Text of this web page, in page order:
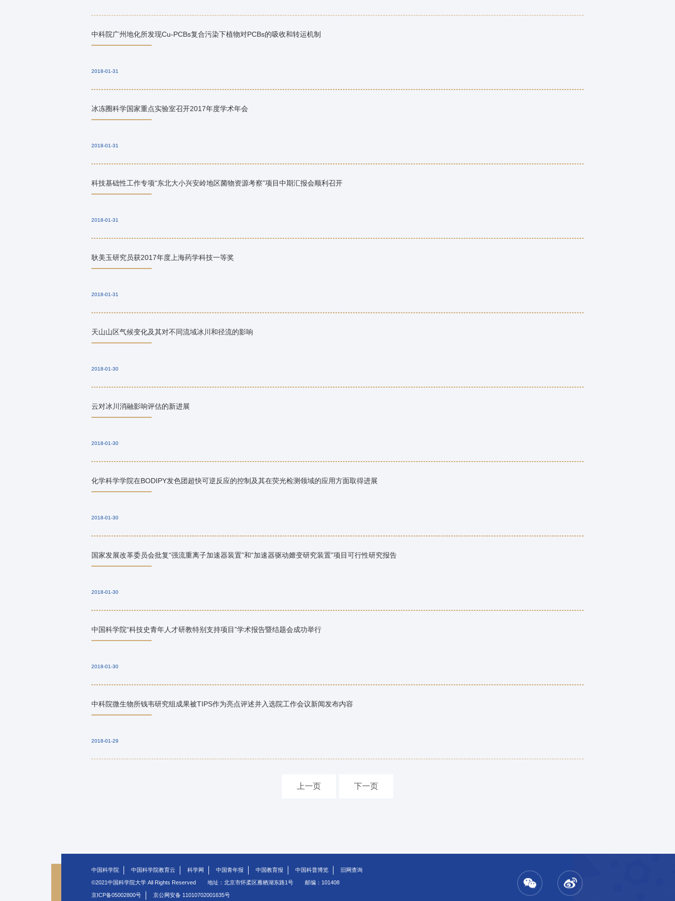
中科院广州地化所发现Cu-PCBs复合污染下植物对PCBs的吸收和转运机制
2018-01-31
冰冻圈科学国家重点实验室召开2017年度学术年会
2018-01-31
科技基础性工作专项“东北大小兴安岭地区菌物资源考察”项目中期汇报会顺利召开
2018-01-31
耿美玉研究员获2017年度上海药学科技一等奖
2018-01-31
天山山区气候变化及其对不同流域冰川和径流的影响
2018-01-30
云对冰川消融影响评估的新进展
2018-01-30
化学科学学院在BODIPY发色团超快可逆反应的控制及其在荧光检测领域的应用方面取得进展
2018-01-30
国家发展改革委员会批复“强流重离子加速器装置”和“加速器驱动嬗变研究装置”项目可行性研究报告
2018-01-30
中国科学院“科技史青年人才研教特别支持项目”学术报告暨结题会成功举行
2018-01-30
中科院微生物所钱韦研究组成果被TIPS作为亮点评述并入选院工作会议新闻发布内容
2018-01-29
上一页 下一页
中国科学院 中国科学院教育云 科学网 中国青年报 中国教育报 中国科普博览 旧网查询
©2021中国科学院大学 All Rights Reserved 地址：北京市怀柔区雁栖湖东路1号 邮编：101408
京ICP备05002800号 京公网安备 11010702001635号